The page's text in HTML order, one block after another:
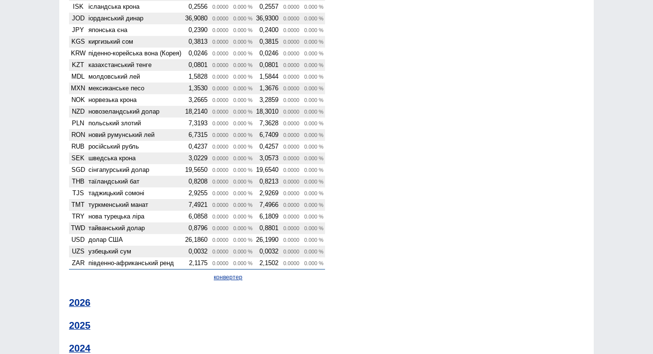
ISK ісландська крона 0,2556 0.0000 0.000 % 0,2557 0.0000 0.000 %
JOD іорданський динар 36,9080 0.0000 0.000 % 36,9300 0.0000 0.000 %
JPY японська єна 0,2390 0.0000 0.000 % 0,2400 0.0000 0.000 %
KGS киргизький сом 0,3813 0.0000 0.000 % 0,3815 0.0000 0.000 %
KRW піденно-корейська вона (Корея) 0,0246 0.0000 0.000 % 0,0246 0.0000 0.000 %
KZT казахстанський тенге 0,0801 0.0000 0.000 % 0,0801 0.0000 0.000 %
MDL молдовський лей 1,5828 0.0000 0.000 % 1,5844 0.0000 0.000 %
MXN мексиканське песо 1,3530 0.0000 0.000 % 1,3676 0.0000 0.000 %
NOK норвезька крона 3,2665 0.0000 0.000 % 3,2859 0.0000 0.000 %
NZD ново­зеландський долар 18,2140 0.0000 0.000 % 18,3010 0.0000 0.000 %
PLN польський злотий 7,3193 0.0000 0.000 % 7,3628 0.0000 0.000 %
RON новий румунський лей 6,7315 0.0000 0.000 % 6,7409 0.0000 0.000 %
RUB російський рубль 0,4237 0.0000 0.000 % 0,4257 0.0000 0.000 %
SEK шведська крона 3,0229 0.0000 0.000 % 3,0573 0.0000 0.000 %
SGD сінгапурський долар 19,5650 0.0000 0.000 % 19,6540 0.0000 0.000 %
THB таїландський бат 0,8208 0.0000 0.000 % 0,8213 0.0000 0.000 %
TJS таджицький сомоні 2,9255 0.0000 0.000 % 2,9269 0.0000 0.000 %
TMT туркменський манат 7,4921 0.0000 0.000 % 7,4966 0.0000 0.000 %
TRY нова турецька ліра 6,0858 0.0000 0.000 % 6,1809 0.0000 0.000 %
TWD тайванський долар 0,8796 0.0000 0.000 % 0,8801 0.0000 0.000 %
USD долар США 26,1860 0.0000 0.000 % 26,1990 0.0000 0.000 %
UZS узбецький сум 0,0032 0.0000 0.000 % 0,0032 0.0000 0.000 %
ZAR південно-африканський ренд 2,1175 0.0000 0.000 % 2,1502 0.0000 0.000 %
конвертер
2026
2025
2024